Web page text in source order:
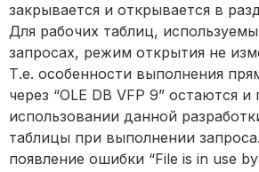
закрывается и открывается в
Для рабочих таблиц,
запросах, режим открытия не
Т.е. особенности выполнения
через “OLE DB VFP 9” остаются и
использовании данной
таблицы при выполнении
появление ошибки “File is in use